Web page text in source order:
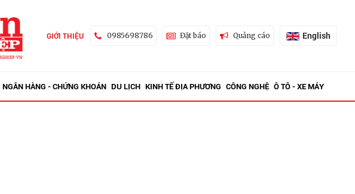
GIỚI THIỆU 0985698786 Đặt báo Quảng cáo English
NGÂN HÀNG - CHỨNG KHOÁN DU LỊCH KINH TẾ ĐỊA PHƯƠNG CÔNG NGHỆ Ô TÔ - XE MÁY